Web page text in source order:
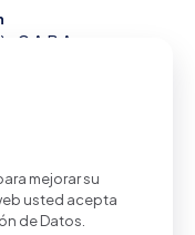
- C.A.B.A.
mejorar su
usted acepta
de Datos